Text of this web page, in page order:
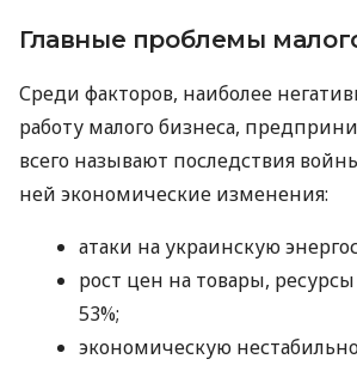
Главные проблемы
Среди факторов, наиболее
работу малого бизнеса,
всего называют последствия
ней экономические изменения:
атаки на украинскую
рост цен на товары,
53%;
экономическую